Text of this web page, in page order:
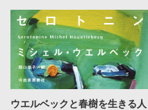
ウエルベックと春樹を生きる人